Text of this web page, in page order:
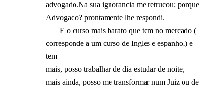
advogado.Na sua ignorancia me retrucou; porque
Advogado? prontamente lhe respondi.
___ E o curso mais barato que tem no mercado (
corresponde a um curso de Ingles e espanhol) e
tem
mais, posso trabalhar de dia estudar de noite,
mais ainda, posso me transformar num Juiz ou de